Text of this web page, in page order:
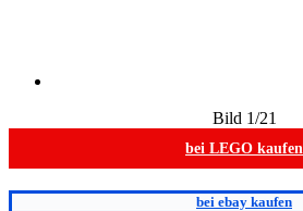
Bild 1/21
bei LEGO kaufen
bei ebay kaufen